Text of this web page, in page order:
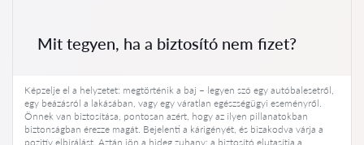
Mit tegyen, ha a biztosító nem fizet?
Képzelje el a helyzetet: megtörténik a baj – legyen szó egy autóbalesetről,
egy beázásról a lakásában, vagy egy váratlan egészségügyi eseményről.
Önnek van biztosítása, pontosan azért, hogy az ilyen pillanatokban
biztonságban érezze magát. Bejelenti a kárigényét, és bizakodva várja a
pozitív elbírálást. Aztán jön a hideg zuhany: a biztosító elutasítja a